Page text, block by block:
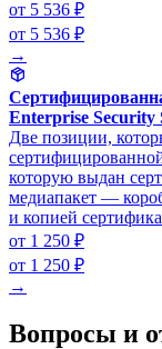
от 5 536 ₽
от 5 536 ₽
→
Enterprise Security
Две позиции,
которую выдан
медиапакет —
и копией
от 1 250 ₽
от 1 250 ₽
→
Вопросы и